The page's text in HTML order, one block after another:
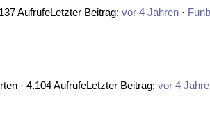
AufrufeLetzter Beitrag: vor 4 Jahren ·
· 4.104 AufrufeLetzter Beitrag: vor 4